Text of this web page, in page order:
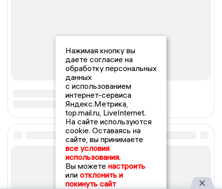
Нажимая кнопку вы
даете согласие на
обработку персональных
данных
с использованием
интернет-сервиса
Яндекс.Метрика,
top.mail.ru, LiveInternet.
На сайте используются
cookie. Оставаясь на
сайте, вы принимаете
все условия
использования.
Вы можете настроить
или отклонить и
покинуть сайт